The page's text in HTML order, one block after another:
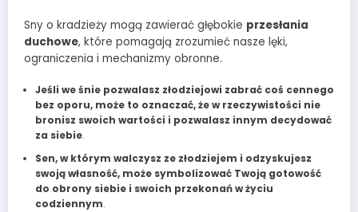
Sny o kradzieży mogą zawierać głębokie przesłania
duchowe, które pomagają zrozumieć nasze lęki,
ograniczenia i mechanizmy obronne.
Jeśli we śnie pozwalasz złodziejowi zabrać coś cennego
bez oporu, może to oznaczać, że w rzeczywistości nie
bronisz swoich wartości i pozwalasz innym decydować
za siebie.
Sen, w którym walczysz ze złodziejem i odzyskujesz
swoją własność, może symbolizować Twoją gotowość
do obrony siebie i swoich przekonań w życiu
codziennym.